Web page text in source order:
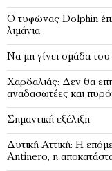
Ο τυφώνας Dolphin
λιμάνια
Να μη γίνει ομάδα
Χαρδαλιάς: Δεν θα
αναδασωτέες και
Σημαντική εξέλιξη
Δυτική Αττική: Η
Antinero, η